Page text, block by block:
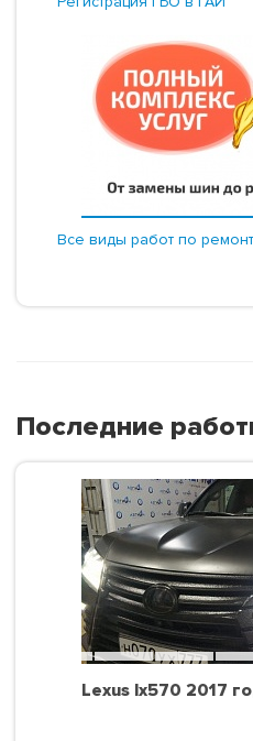
Все виды работ по
Последние
Lexus lx570 2017